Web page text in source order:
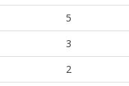
5
3
2